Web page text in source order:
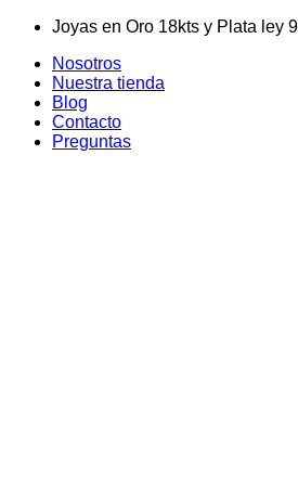
Skip
content
Joyas en Oro 18kts y Plata ley
Nosotros
Nuestra tienda
Blog
Contacto
Preguntas